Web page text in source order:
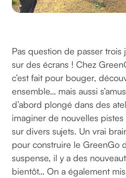
Pas question de passer trois
sur des écrans ! Chez
c’est fait pour bouger,
ensemble… mais aussi
d’abord plongé dans des
imaginer de nouvelles
sur divers sujets. Un vrai
pour construire le GreenGo
suspense, il y a des
bientôt… On a également